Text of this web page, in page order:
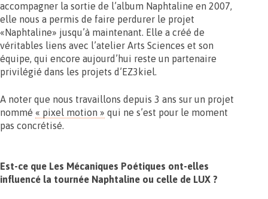
accompagner la sortie de l’album Naphtaline en 2007,
elle nous a permis de faire perdurer le projet
«Naphtaline» jusqu’à maintenant. Elle a créé de
véritables liens avec l’atelier Arts Sciences et son
équipe, qui encore aujourd’hui reste un partenaire
privilégié dans les projets d’EZ3kiel.
A noter que nous travaillons depuis 3 ans sur un projet
nommé « pixel motion » qui ne s’est pour le moment
pas concrétisé.
Est-ce que Les Mécaniques Poétiques ont-elles
influencé la tournée Naphtaline ou celle de LUX ?